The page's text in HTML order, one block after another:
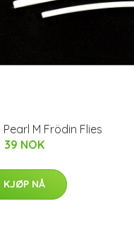
Pearl M Frödin Flies
39 NOK
KJØP NÅ